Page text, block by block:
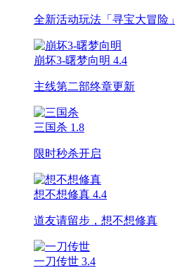
全新活动玩法「寻宝大冒险」
崩坏3-曙梦向明 4.4
主线第二部终章更新
三国杀 1.8
限时秒杀开启
想不想修真 4.4
道友请留步，想不想修真
一刀传世 3.4